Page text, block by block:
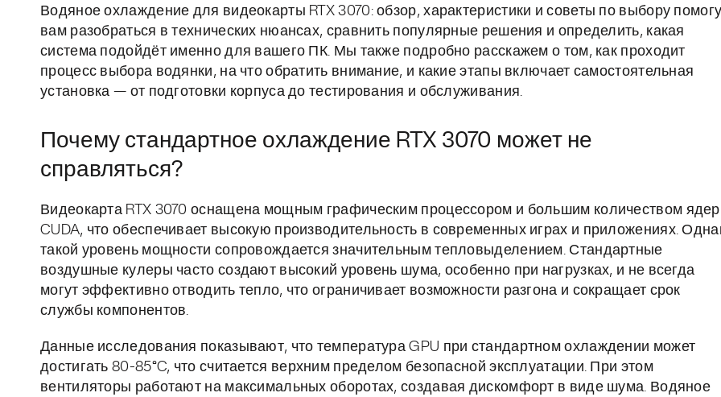
Водяное охлаждение для видеокарты RTX 3070: обзор, характеристики и советы по выбору
вам разобраться в технических нюансах, сравнить популярные решения и определить, какая
система подойдёт именно для вашего ПК. Мы также подробно расскажем о том, как проходит
процесс выбора водянки, на что обратить внимание, и какие этапы включает самостоятельная
установка — от подготовки корпуса до тестирования и обслуживания.
Почему стандартное охлаждение RTX 3070 может не
справляться?
Видеокарта RTX 3070 оснащена мощным графическим процессором и большим количеством ядер
CUDA, что обеспечивает высокую производительность в современных играх и приложениях.
такой уровень мощности сопровождается значительным тепловыделением. Стандартные
воздушные кулеры часто создают высокий уровень шума, особенно при нагрузках, и не всегда
могут эффективно отводить тепло, что ограничивает возможности разгона и сокращает срок
службы компонентов.
Данные исследования показывают, что температура GPU при стандартном охлаждении может
достигать 80-85°C, что считается верхним пределом безопасной эксплуатации. При этом
вентиляторы работают на максимальных оборотах, создавая дискомфорт в виде шума. Водяное